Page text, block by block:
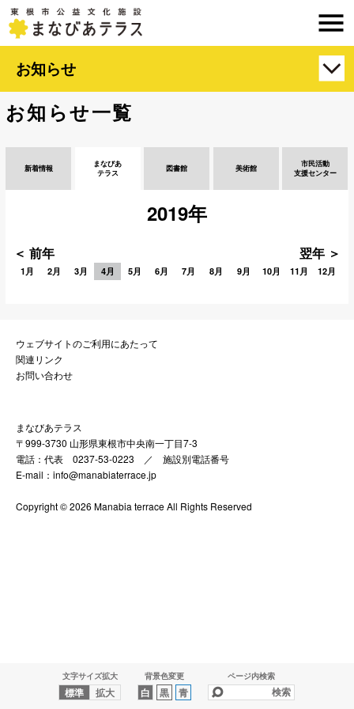
文字サイズ拡大
標準 拡大
背景色変更
白 黒 青
ページ内検索
お知らせ
お知らせ一覧
新着情報
まなびあ
テラス
図書館 美術館
市民活動
支援センター
2019年
＜ 前年 翌年 ＞
1月 2月 3月 4月 5月 6月 7月 8月 9月 10月 11月 12月
ウェブサイトのご利用にあたって
関連リンク
お問い合わせ
まなびあテラス
〒999-3730 山形県東根市中央南一丁目7-3
電話：代表 0237-53-0223 ／ 施設別電話番号
E-mail：info@manabiaterrace.jp
Copyright © 2026 Manabia terrace All Rights Reserved